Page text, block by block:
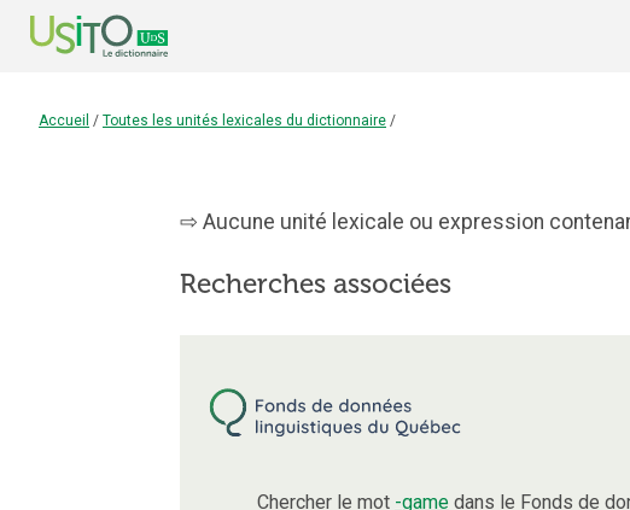
Accueil / Toutes les unités lexicales du dictionnaire /
Aucune unité lexicale ou expression
Recherches associées
Chercher le mot -game dans le Fonds de